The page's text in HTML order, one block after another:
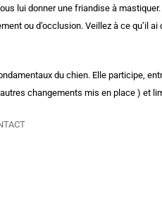
lui donner une friandise à
ou d’occlusion. Veillez à ce qu’il
du chien. Elle participe,
changements mis en place ) et